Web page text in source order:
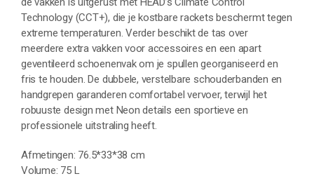
Technology (CCT+), die je kostbare rackets beschermt tegen
extreme temperaturen. Verder beschikt de tas over
meerdere extra vakken voor accessoires en een apart
geventileerd schoenenvak om je spullen georganiseerd en
fris te houden. De dubbele, verstelbare schouderbanden en
handgrepen garanderen comfortabel vervoer, terwijl het
robuuste design met Neon details een sportieve en
professionele uitstraling heeft.
Afmetingen: 76.5*33*38 cm
Volume: 75 L